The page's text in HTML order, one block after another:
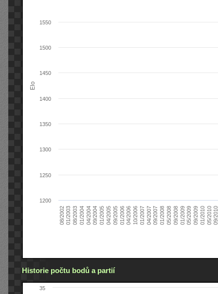
Elo
08/200201/200308/200301/200404/200409/200401/200504/200509/200501/200604/200610/200601/200704/200709/200701/200805/200809/200801/200905/200909/200901/201005/201009/
1200
1250
1300
1350
1400
1450
1500
1550
Historie počtu bodů a partií
35